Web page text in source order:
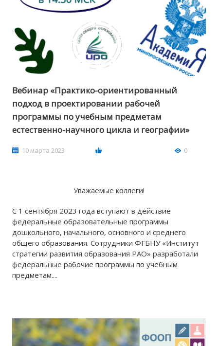
Вебинар «Практико-ориентированный
подход в проектировании рабочей
программы по учебным предметам
естественно-научного цикла и географии»
10 марта 2023 0
Уважаемые коллеги!
С 1 сентября 2023 года вступают в действие
федеральные образовательные программы
дошкольного, начального, основного и среднего
общего образования. Сотрудники ФГБНУ «Институт
стратегии развития образования РАО» разработали
федеральные рабочие программы по учебным
предметам....